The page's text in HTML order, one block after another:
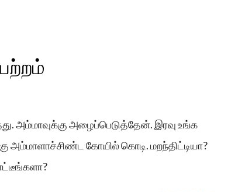
அம்மாவுக்கு அழைப்பெடுத்தேன். இரவு உங்க
அம்மாளாச்சிண்ட கோயில் கொடி. மறந்திட்டியா?